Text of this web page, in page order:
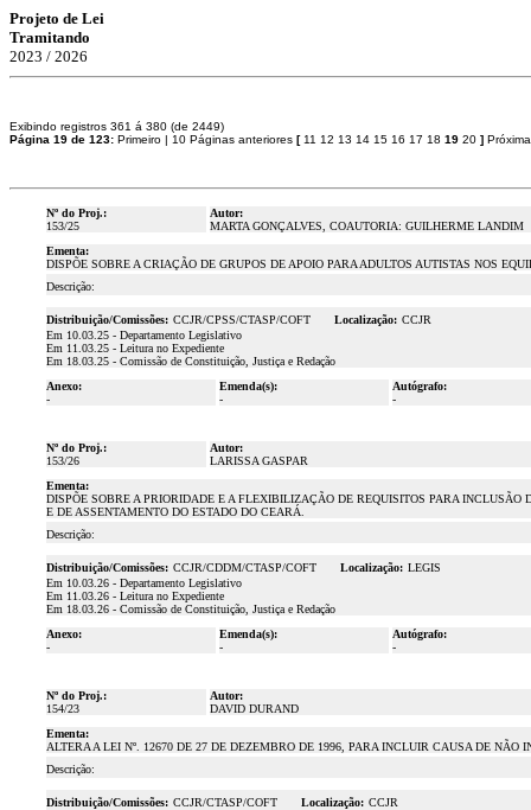
Projeto de Lei
Tramitando
2023 / 2026
Exibindo registros 361 á 380 (de 2449)
Página 19 de 123: Primeiro | 10 Páginas anteriores [ 11 12 13 14 15 16 17 18 19 20 ]
Nº do Proj.:
153/25
Autor:
MARTA GONÇALVES, COAUTORIA: GUILHERME LANDIM
Ementa:
DISPÕE SOBRE A CRIAÇÃO DE GRUPOS DE APOIO PARA ADULTOS AUTISTAS NOS
Descrição:
Distribuição/Comissões: CCJR/CPSS/CTASP/COFT Localização: CCJR
Em 10.03.25 - Departamento Legislativo
Em 11.03.25 - Leitura no Expediente
Em 18.03.25 - Comissão de Constituição, Justiça e Redação
Anexo:
-
Emenda(s):
-
Autógrafo:
-
Nº do Proj.:
153/26
Autor:
LARISSA GASPAR
Ementa:
DISPÕE SOBRE A PRIORIDADE E A FLEXIBILIZAÇÃO DE REQUISITOS PARA
E DE ASSENTAMENTO DO ESTADO DO CEARÁ.
Descrição:
Distribuição/Comissões: CCJR/CDDM/CTASP/COFT Localização: LEGIS
Em 10.03.26 - Departamento Legislativo
Em 11.03.26 - Leitura no Expediente
Em 18.03.26 - Comissão de Constituição, Justiça e Redação
Anexo:
-
Emenda(s):
-
Autógrafo:
-
Nº do Proj.:
154/23
Autor:
DAVID DURAND
Ementa:
ALTERA A LEI Nº. 12670 DE 27 DE DEZEMBRO DE 1996, PARA INCLUIR CAUSA DE NÃO
Descrição:
Distribuição/Comissões: CCJR/CTASP/COFT Localização: CCJR